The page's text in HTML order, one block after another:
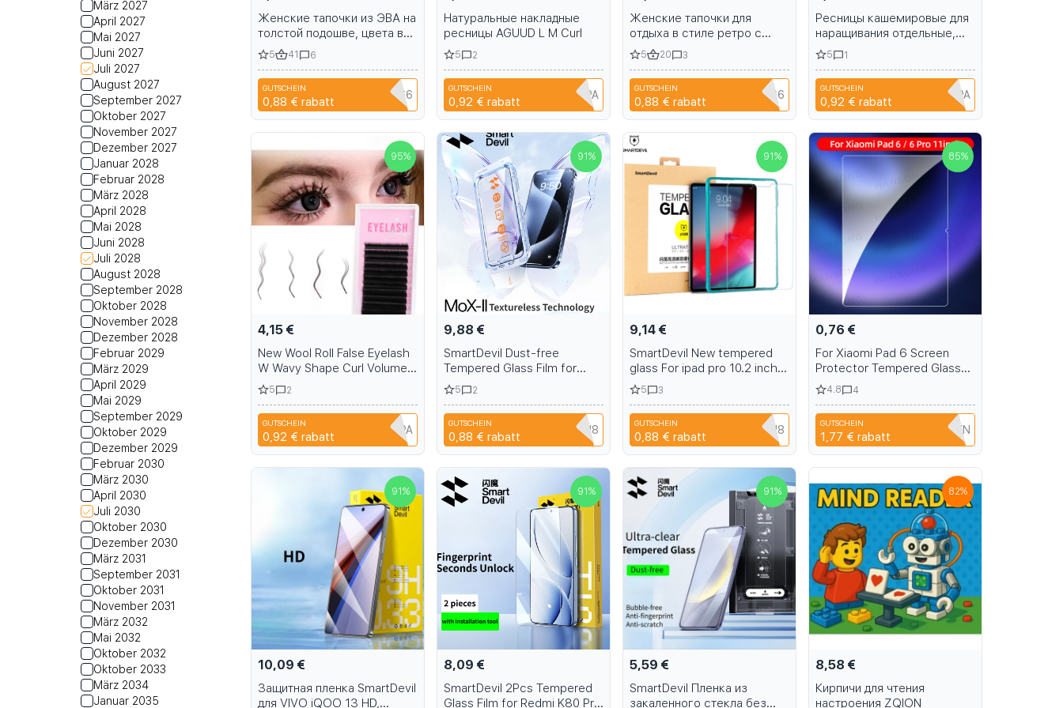
März 2027
April 2027
Mai 2027
Juni 2027
Juli 2027
August 2027
September 2027
Oktober 2027
November 2027
Dezember 2027
Januar 2028
Februar 2028
März 2028
April 2028
Mai 2028
Juni 2028
Juli 2028
August 2028
September 2028
Oktober 2028
November 2028
Dezember 2028
Februar 2029
März 2029
April 2029
Mai 2029
September 2029
Oktober 2029
Dezember 2029
Februar 2030
März 2030
April 2030
Juli 2030
Oktober 2030
Dezember 2030
März 2031
September 2031
Oktober 2031
November 2031
März 2032
Mai 2032
Oktober 2032
Oktober 2033
März 2034
Januar 2035
Женские тапочки из ЭВА на
толстой подошве, цвета в
ассортименте
5 41 6
GUTSCHEIN
0,88 € rabatt NIANCI66
Натуральные накладные
ресницы AGUUD L M Curl
5 2
GUTSCHEIN
0,92 € rabatt A6R1B6EH1PPA
Женские тапочки для
отдыха в стиле ретро с
пряжками, женская летняя
повседневная обувь,
удобные пляжные
шлепанцы, сандалии на
платформе для девочек
5 20 3
GUTSCHEIN
0,88 € rabatt NIANCI66
Ресницы кашемировые для
наращивания отдельные,
темные, черные
5 1
GUTSCHEIN
0,92 € rabatt A6R1B6EH1PPA
95%
4,15 €
New Wool Roll False Eyelash
W Wavy Shape Curl Volume
Eyelash Extension Fluffy Soft
Full DIY 3D 5D Cat Eye Lash
Extension
5 2
GUTSCHEIN
0,92 € rabatt A6R1B6EH1PPA
91 %
9,88 €
SmartDevil Dust-free
Tempered Glass Film for
iPhone 15 Pro Max HD Clear
Screen Protector for iPhone
15 with Quick Install Tool
5 2
GUTSCHEIN
0,88 € rabattCYPQ3XAVLEH8
91 %
9,14 €
SmartDevil New tempered
glass For ipad pro 10.2 inch
screen protectine Film HD
definition protector tablet
film
5 3
GUTSCHEIN
0,88 € rabattCYPQ3XAVLEH8
85%
0,76 €
For Xiaomi Pad 6 Screen
Protector Tempered Glass
2023 Xiaomi Mi Pad 6 Pro
Tablet Protective Film 11in
Xiaomi Mi Pad 6 Protector
4.8 4
GUTSCHEIN
1,77 € rabatt N2AQEDC511KN
91 %
10,09 €
Защитная пленка SmartDevil
для VIVO iQOO 13 HD,
91 %
8,09 €
SmartDevil 2Pcs Tempered
Glass Film for Redmi K80 Pro
91 %
5,59 €
SmartDevil Пленка из
закаленного стекла без
82%
8,58 €
Кирпичи для чтения
настроения ZQION